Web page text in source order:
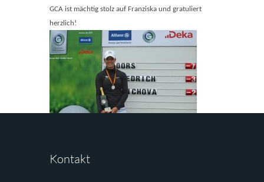
GCA ist mächtig stolz auf Franziska und gratuliert
herzlich!
Kontakt